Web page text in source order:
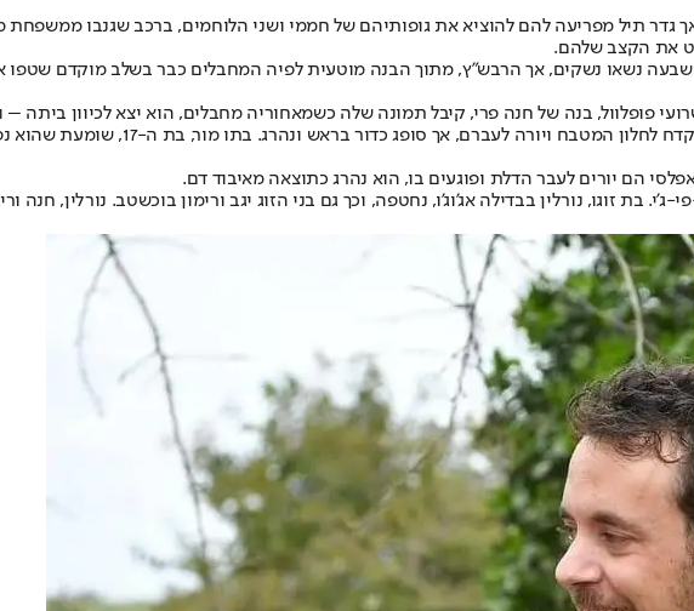
גדר תיל מפריעה להם להוציא את גופותיהם של חממי ושני הלוחמים, ברכב שגנבו ממשפחת
את הקצב שלהם.
של הקיבוץ לא מתפקדת. מתוך 12 החברים, רק שבעה נשאו נשקים, אך הרבש"ץ, מתוך הבנה מוטעית לפיה המחבלים כבר
מחבלים הגיעו לבית של דורון מאיר וירו לעברו.
הם יורים לעבר הדלת ופוגעים בו, הוא נהרג כתוצאה מאיבוד דם.
בת זוגו, נורלין בבדילה אג'וג'ו, נחטפה, וכך גם בני הזוג יגב ורימון בוכשטב. נורלין,